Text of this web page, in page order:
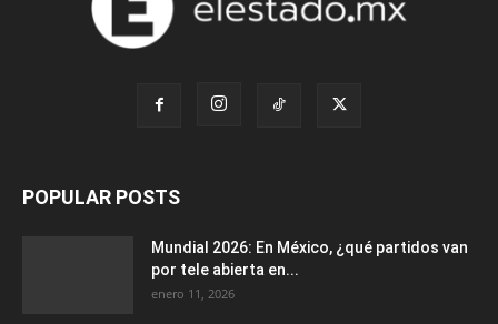
POPULAR POSTS
Mundial 2026: En México, ¿qué partidos van
por tele abierta en...
enero 11, 2026